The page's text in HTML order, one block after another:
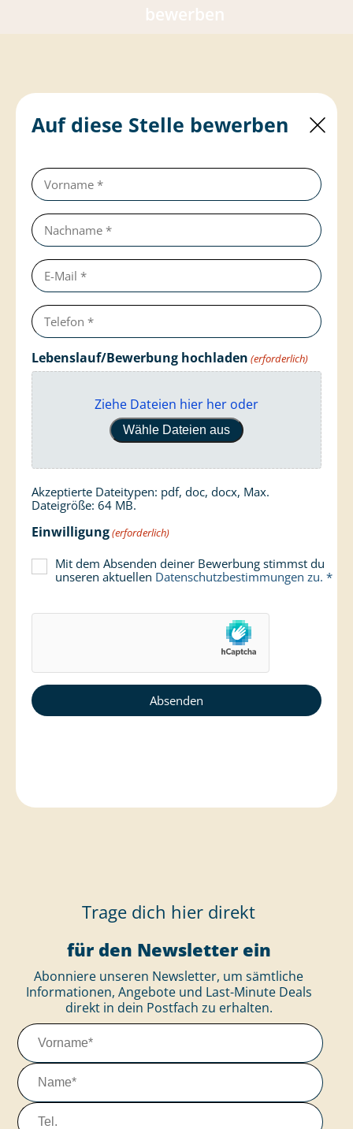
bewerben
Auf diese Stelle bewerben
Vorname
(erforderlich)
Nachname
(erforderlich)
E-
Mail
Telefon
(erforderlich)
Lebenslauf/Bewerbung hochladen (erforderlich)
Ziehe Dateien hier her oder
Wähle Dateien aus
Akzeptierte Dateitypen: pdf, doc, docx, Max.
Dateigröße: 64 MB.
Einwilligung(erforderlich)
Mit dem Absenden deiner Bewerbung stimmst du
unseren aktuellen Datenschutzbestimmungen zu. *
Trage dich hier direkt
für den Newsletter ein
Abonniere unseren Newsletter, um sämtliche
Informationen, Angebote und Last-Minute Deals
direkt in dein Postfach zu erhalten.